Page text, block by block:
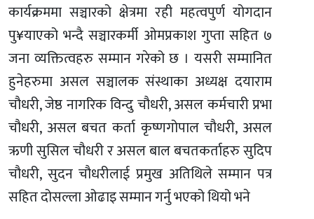
कार्यक्रममा सञ्चारको क्षेत्रमा रही महत्वपुर्ण योगदान
पु¥याएको भन्दै सञ्चारकर्मी ओमप्रकाश गुप्ता सहित ७
जना व्यक्तित्वहरु सम्मान गरेको छ । यसरी सम्मानित
हुनेहरुमा असल सञ्चालक संस्थाका अध्यक्ष दयाराम
चौधरी, जेष्ठ नागरिक विन्दु चौधरी, असल कर्मचारी प्रभा
चौधरी, असल बचत कर्ता कृष्णगोपाल चौधरी, असल
ऋणी सुसिल चौधरी र असल बाल बचतकर्ताहरु सुदिप
चौधरी, सुदन चौधरीलाई प्रमुख अतिथिले सम्मान पत्र
सहित दोसल्ला ओढाइ सम्मान गर्नु भएको थियो भने